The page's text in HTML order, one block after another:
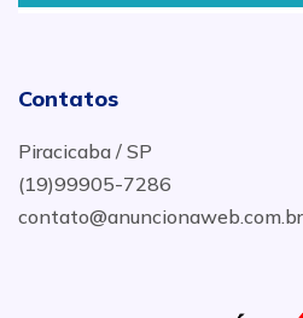
Contatos
Piracicaba / SP
(19)99905-7286
contato@anuncionaweb.com.br